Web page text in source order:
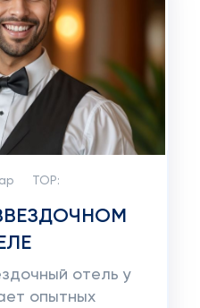
TOP:
отель у
опытных